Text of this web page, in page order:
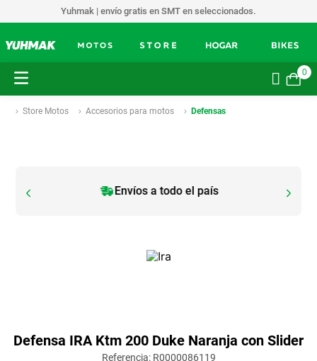
Yuhmak | envío gratis en SMT en seleccionados.
0
Store Motos Accesorios para motos Defensas
Envíos a todo el país
Defensa IRA Ktm 200 Duke Naranja con Slider
Referencia: R0000086119